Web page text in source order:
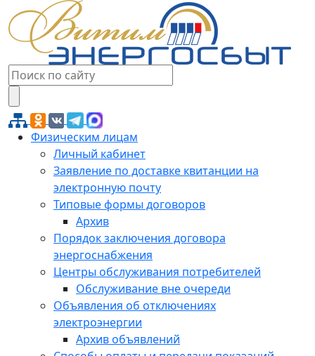
Физическим лицам
Личный кабинет
Заявление по доставке квитанции на
электронную почту
Типовые формы договоров
Архив
Порядок заключения договора
энергоснабжения
Центры обслуживания потребителей
Обслуживание вне очереди
Объявления об отключениях
электроэнергии
Архив объявлений